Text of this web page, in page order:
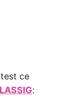
test ce
LASSIG: